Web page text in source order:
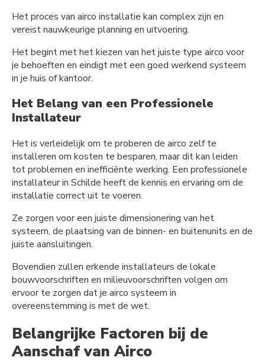
Het proces van airco installatie kan complex zijn en
vereist nauwkeurige planning en uitvoering.
Het begint met het kiezen van het juiste type airco voor
je behoeften en eindigt met een goed werkend systeem
in je huis of kantoor.
Het Belang van een Professionele
Installateur
Het is verleidelijk om te proberen de airco zelf te
installeren om kosten te besparen, maar dit kan leiden
tot problemen en inefficiënte werking. Een professionele
installateur in Schilde heeft de kennis en ervaring om de
installatie correct uit te voeren.
Ze zorgen voor een juiste dimensionering van het
systeem, de plaatsing van de binnen- en buitenunits en de
juiste aansluitingen.
Bovendien zullen erkende installateurs de lokale
bouwvoorschriften en milieuvoorschriften volgen om
ervoor te zorgen dat je airco systeem in
overeenstemming is met de wet.
Belangrijke Factoren bij de
Aanschaf van Airco